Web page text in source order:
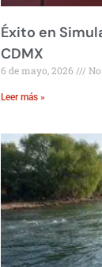
Éxito en
CDMX
6 de mayo, 2026
Leer más »